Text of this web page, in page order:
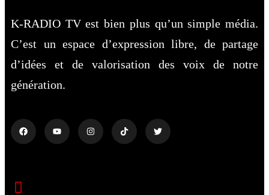
K-RADIO TV est bien plus qu’un simple média.
C’est un espace d’expression libre, de partage
d’idées et de valorisation des voix de notre
génération.